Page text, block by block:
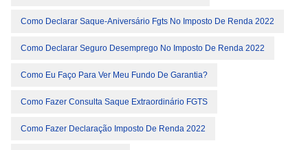
Como Declarar Saque-Aniversário Fgts No Imposto De Renda 2022
Como Declarar Seguro Desemprego No Imposto De Renda 2022
Como Eu Faço Para Ver Meu Fundo De Garantia?
Como Fazer Consulta Saque Extraordinário FGTS
Como Fazer Declaração Imposto De Renda 2022